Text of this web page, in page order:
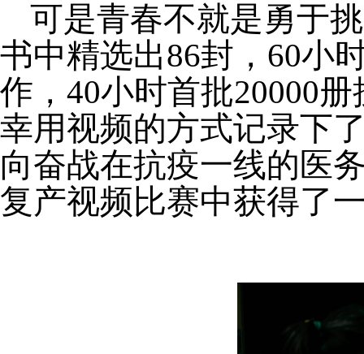
可是青春不就是勇于
书中精选出86封， 60小
作， 40小时首批20000册
幸用视频的方式记录下
向奋战在抗疫一线的医
复产视频比赛中获得了